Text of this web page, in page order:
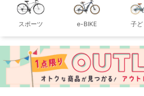
スポーツ e-BIKE 子